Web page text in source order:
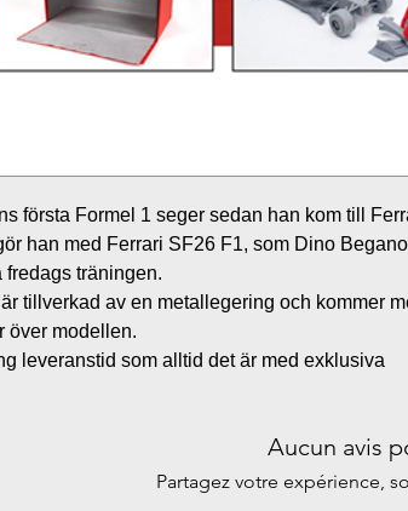
första Formel 1 seger sedan han kom till
han med Ferrari SF26 F1, som Dino
fredags träningen.
tillverkad av en metallegering och kommer
över modellen.
leveranstid som alltid det är med exklusiva
Aucun avis
Partagez votre expérience,